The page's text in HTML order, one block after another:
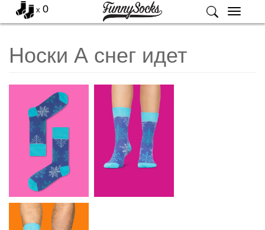
Меню
x 0
Носки А снег идет